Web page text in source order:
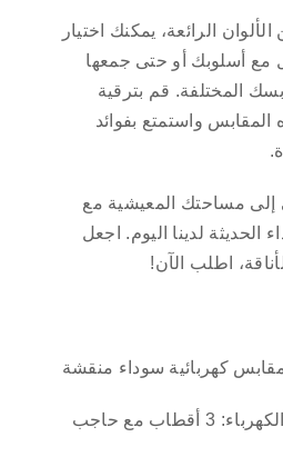
الرائعة، يمكنك اختيار
مع أسلوبك أو حتى جمعها
المختلفة. قم بترقية
واستمتع بفوائد
مساحتك المعيشية مع
الحديثة لدينا اليوم. اجعل
اطلب الآن!
مقابس كهربائية سوداء منقشة
مع حاجب